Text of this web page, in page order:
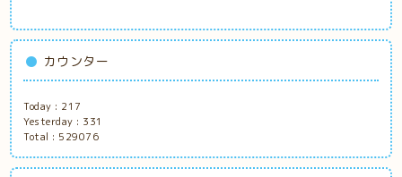
カウンター
Today : 217
Yesterday : 331
Total : 529076